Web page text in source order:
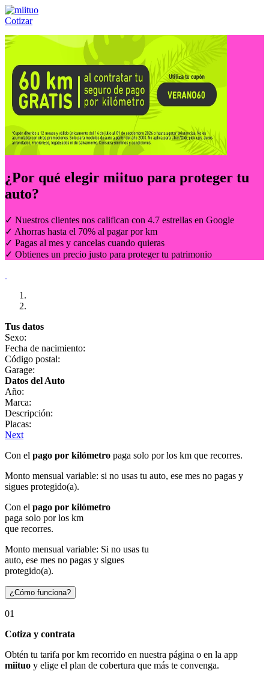
Cotizar
Llámanos al:(55) 84-21-05-00 ó
¿Por qué elegir miituo para proteger tu
auto?
✓ Nuestros clientes nos califican con 4.7 estrellas en Google
✓ Ahorras hasta el 70% al pagar por km
✓ Pagas al mes y cancelas cuando quieras
✓ Obtienes un precio justo para proteger tu patrimonio
Tus datos
Sexo:
Fecha de nacimiento:
Código postal:
Garage:
Datos del Auto
Año:
Marca:
Descripción:
Placas:
Next
Con el pago por kilómetro paga solo por los km que recorres.
Monto mensual variable: si no usas tu auto, ese mes no pagas y
sigues protegido(a).
Con el pago por kilómetro
paga solo por los km
que recorres.
Monto mensual variable: Si no usas tu
auto, ese mes no pagas y sigues
protegido(a).
¿Cómo funciona?
01
Cotiza y contrata
Obtén tu tarifa por km recorrido en nuestra página o en la app
miituo y elige el plan de cobertura que más te convenga.